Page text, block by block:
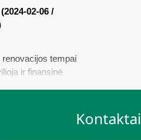
02-06 /
renovacijos tempai
ir finansinė
neprašė; Ar tikraiKontaktai